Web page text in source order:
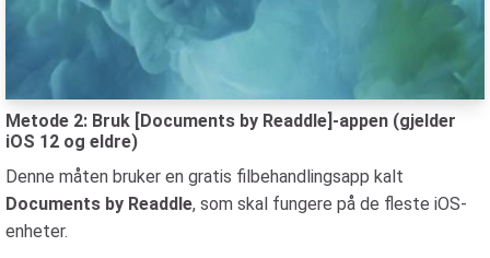
Metode 2: Bruk [Documents by Readdle]-appen (gjelder
iOS 12 og eldre)
Denne måten bruker en gratis filbehandlingsapp kalt
Documents by Readdle, som skal fungere på de fleste iOS-
enheter.